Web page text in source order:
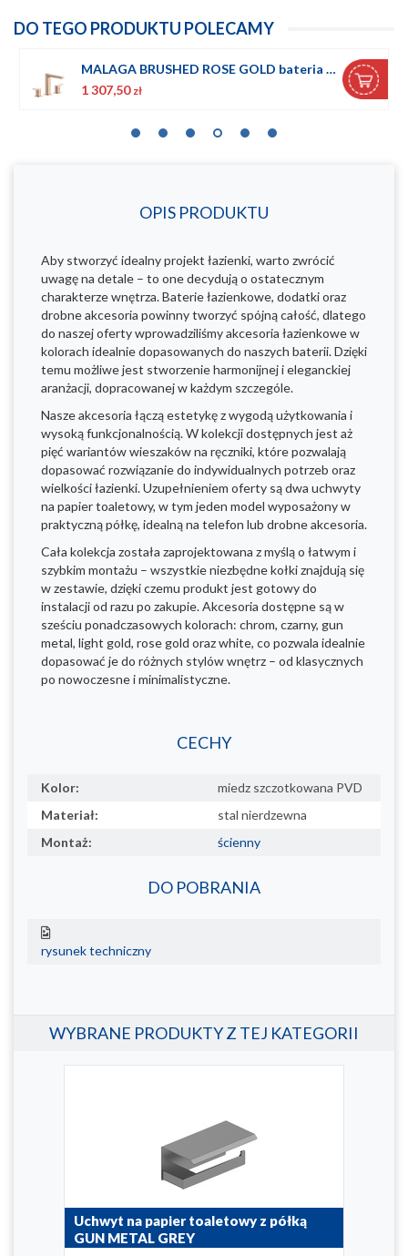
DO TEGO PRODUKTU POLECAMY
MALAGA BRUSHED ROSE GOLD bateria umywalkowa 3-otworowa stojąca
1 307,50 zł
OPIS PRODUKTU
Aby stworzyć idealny projekt łazienki, warto zwrócić
uwagę na detale – to one decydują o ostatecznym
charakterze wnętrza. Baterie łazienkowe, dodatki oraz
drobne akcesoria powinny tworzyć spójną całość, dlatego
do naszej oferty wprowadziliśmy akcesoria łazienkowe w
kolorach idealnie dopasowanych do naszych baterii. Dzięki
temu możliwe jest stworzenie harmonijnej i eleganckiej
aranżacji, dopracowanej w każdym szczególe.
Nasze akcesoria łączą estetykę z wygodą użytkowania i
wysoką funkcjonalnością. W kolekcji dostępnych jest aż
pięć wariantów wieszaków na ręczniki, które pozwalają
dopasować rozwiązanie do indywidualnych potrzeb oraz
wielkości łazienki. Uzupełnieniem oferty są dwa uchwyty
na papier toaletowy, w tym jeden model wyposażony w
praktyczną półkę, idealną na telefon lub drobne akcesoria.
Cała kolekcja została zaprojektowana z myślą o łatwym i
szybkim montażu – wszystkie niezbędne kołki znajdują się
w zestawie, dzięki czemu produkt jest gotowy do
instalacji od razu po zakupie. Akcesoria dostępne są w
sześciu ponadczasowych kolorach: chrom, czarny, gun
metal, light gold, rose gold oraz white, co pozwala idealnie
dopasować je do różnych stylów wnętrz – od klasycznych
po nowoczesne i minimalistyczne.
CECHY
Kolor:
miedz szczotkowana PVD
Materiał:
stal nierdzewna
Montaż:
ścienny
DO POBRANIA
rysunek techniczny
WYBRANE PRODUKTY Z TEJ KATEGORII
Uchwyt na papier toaletowy z półką
GUN METAL GREY